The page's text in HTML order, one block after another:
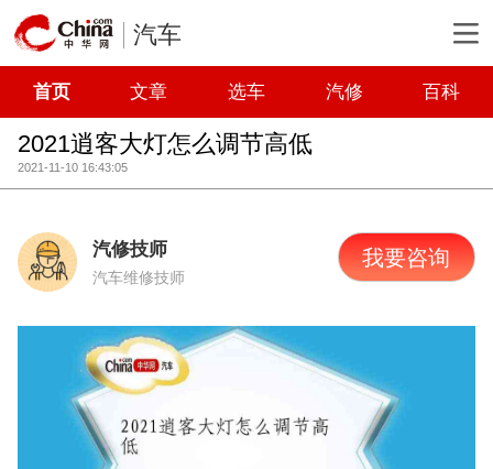
汽车
首页 文章 选车 汽修 百科
2021逍客大灯怎么调节高低
2021-11-10 16:43:05
汽修技师
汽车维修技师
我要咨询